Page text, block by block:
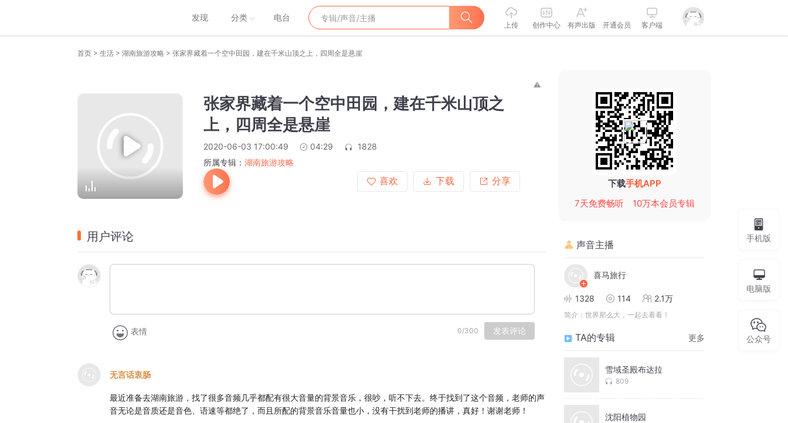
发现 分类 电台
上传 创作中心 有声出版 开通会员 客户端
首页 > 生活 > 湖南旅游攻略 > 张家界藏着一个空中田园，建在千米山顶之上，四周全是悬崖
张家界藏着一个空中田园，建在千米山顶之
上，四周全是悬崖
2020-06-03 17:00:49 04:29
1828
所属专辑： 湖南旅游攻略
喜欢
下载 分享
用户评论
表情 0/300 发表评论
无言话衷肠
最近准备去湖南旅游，找了很多音频几乎都配有很大音量的背景音乐，很吵，听不下去。终于找到了这个音频，老师的声
音无论是音质还是音色、语速等都绝了，而且所配的背景音乐音量也小，没有干扰到老师的播讲，真好！谢谢老师！
下载手机APP
7天免费畅听
10万本会员专辑
声音主播
喜马旅行
1328 114 2.1万
简介： 世界那么大，一起去看看！
TA的专辑 更多
雪域圣殿布达拉
809
沈阳植物园
手机版
电脑版
公众号